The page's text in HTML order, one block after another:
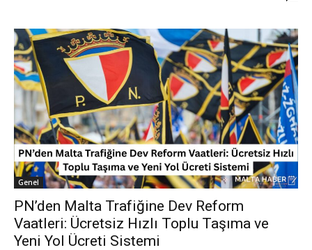
Genel
PN’den Malta Trafiğine Dev Reform
Vaatleri: Ücretsiz Hızlı Toplu Taşıma ve
Yeni Yol Ücreti Sistemi